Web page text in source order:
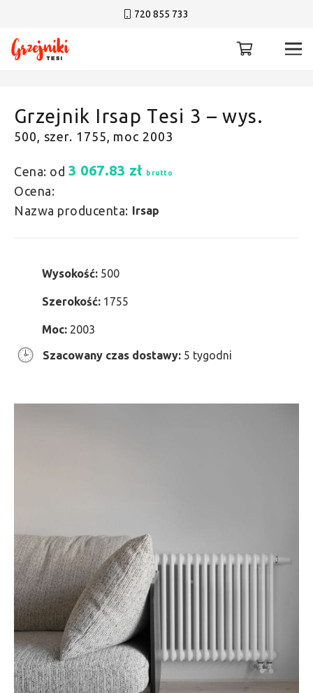
720 855 733
Grzejnik Irsap Tesi 3 – wys.
500, szer. 1755, moc 2003
Cena: od 3 067.83 zł brutto
Ocena:
Nazwa producenta: Irsap
Wysokość: 500
Szerokość: 1755
Moc: 2003
Szacowany czas dostawy: 5 tygodni